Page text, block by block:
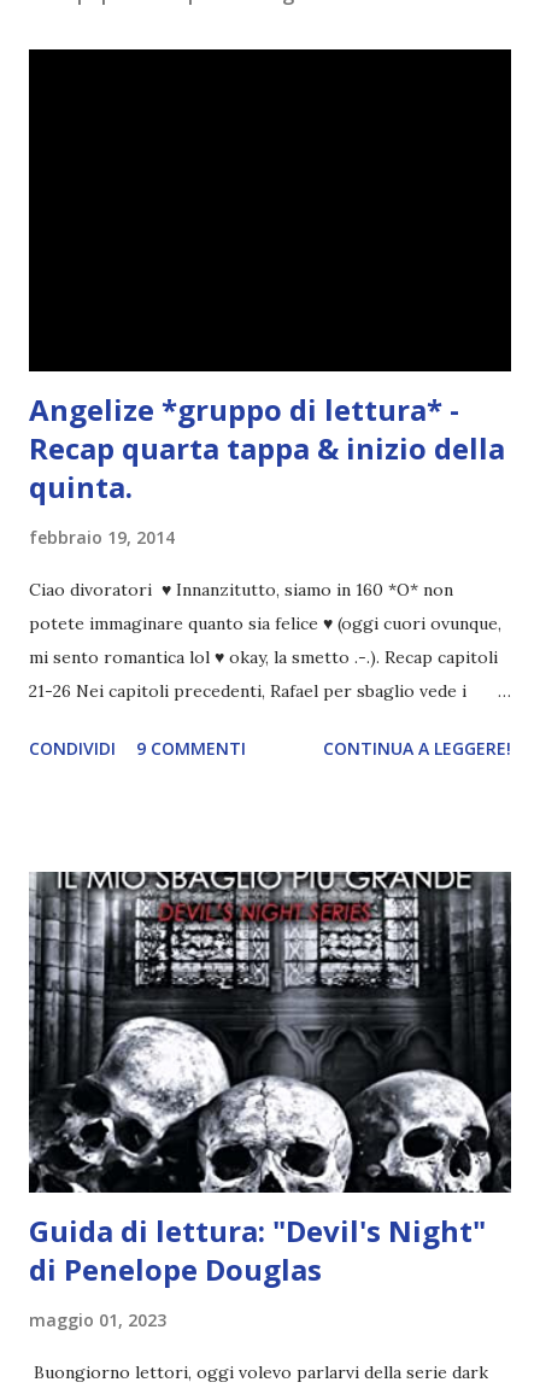
n
Angelize *gruppo di lettura* -
Recap quarta tappa & inizio della
quinta.
febbraio 19, 2014
Ciao divoratori ♥ Innanzitutto, siamo in 160 *O* non
potete immaginare quanto sia felice ♥ (oggi cuori ovunque,
mi sento romantica lol ♥ okay, la smetto .-.). Recap capitoli
21-26 Nei capitoli precedenti, Rafael per sbaglio vede i
incontrano e Hesediel mostra loro come combattere i puri.
angelo puro, Elemiah. Ma, a differenza di cosa pensano,
l'angelo non ha intenzione di fare una strage, piuttosto è lì
per avvertili che Mikael non è più "l'angelo puro" che
credono e che potrebbe aver ucciso altri mezzi angeli, tipo
Rafael. A quelle parole, Haniel seguito da altri ibridi, si reca
nell'appartamento, senza risultati. Infine cercano nella
chiesetta. Lì trovano Rafael alle prese con gli angeli puri,
ma questa volta ...
CONDIVIDI 9 COMMENTI CONTINUA A LEGGERE!
Guida di lettura: "Devil's Night"
di Penelope Douglas
maggio 01, 2023
Buongiorno lettori, oggi volevo parlarvi della serie dark